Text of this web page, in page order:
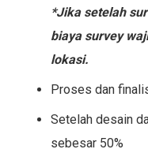
*Jika setelah
biaya survey
lokasi.
Proses dan
Setelah desain
sebesar 50%